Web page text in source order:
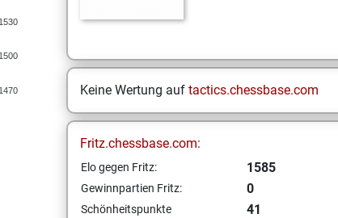
1530
1500
1470 Keine Wertung auf tactics.chessbase.com
Fritz.chessbase.com:
Elo gegen Fritz: 1585
Gewinnpartien Fritz: 0
Schönheitspunkte
41